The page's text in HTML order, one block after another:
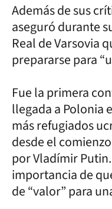
Además de sus
aseguró durante
Real de Varsovia
prepararse para
Fue la primera
llegada a Polonia
más refugiados
desde el
por Vladímir
importancia de
de “valor” para